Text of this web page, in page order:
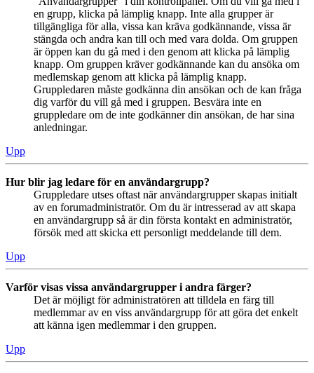
en grupp, klicka på lämplig knapp. Inte alla grupper är
tillgängliga för alla, vissa kan kräva godkännande, vissa är
stängda och andra kan till och med vara dolda. Om gruppen
är öppen kan du gå med i den genom att klicka på lämplig
knapp. Om gruppen kräver godkännande kan du ansöka om
medlemskap genom att klicka på lämplig knapp.
Gruppledaren måste godkänna din ansökan och de kan fråga
dig varför du vill gå med i gruppen. Besvära inte en
gruppledare om de inte godkänner din ansökan, de har sina
anledningar.
Upp
Hur blir jag ledare för en användargrupp?
Gruppledare utses oftast när användargrupper skapas initialt
av en forumadministratör. Om du är intresserad av att skapa
en användargrupp så är din första kontakt en administratör,
försök med att skicka ett personligt meddelande till dem.
Upp
Varför visas vissa användargrupper i andra färger?
Det är möjligt för administratören att tilldela en färg till
medlemmar av en viss användargrupp för att göra det enkelt
att känna igen medlemmar i den gruppen.
Upp